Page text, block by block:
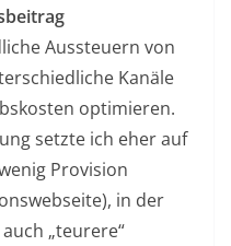
Aussteuern von
Kanäle
optimieren.
setzte ich eher auf
Provision
in der
„teurere“